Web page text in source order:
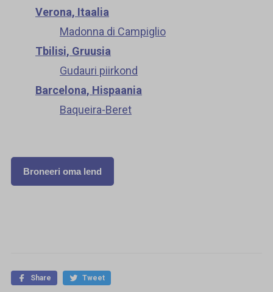
Verona, Itaalia
Madonna di Campiglio
Tbilisi, Gruusia
Gudauri piirkond
Barcelona, Hispaania
Baqueira-Beret
Broneeri oma lend
Share Tweet